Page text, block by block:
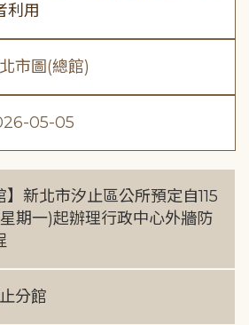
利用
市圖(總館)
05-05
】新北市汐止區公所預定自115
星期一)起辦理行政中心外牆防
分館